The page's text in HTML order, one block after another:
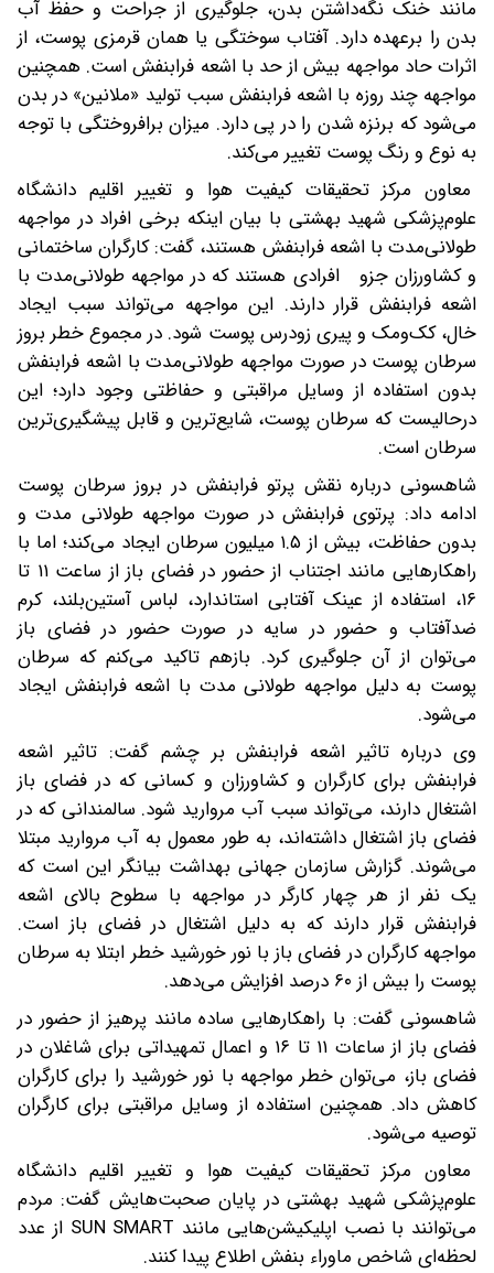
مانند خنک نگه‌داشتن بدن، جلوگیری از جراحت و حفظ آب
بدن را برعهده دارد. آفتاب سوختگی یا همان قرمزی پوست، از
اثرات حاد مواجهه بیش از حد با اشعه فرابنفش است. همچنین
مواجهه چند روزه با اشعه فرابنفش سبب تولید «ملانین» در بدن
می‌شود که برنزه شدن را در پی دارد. میزان برافروختگی با توجه
به نوع و رنگ پوست تغییر می‌کند.
معاون مرکز تحقیقات کیفیت هوا و تغییر اقلیم دانشگاه
علوم‌پزشکی شهید بهشتی با بیان اینکه برخی افراد در مواجهه
طولانی‌مدت با اشعه فرابنفش هستند، گفت: کارگران ساختمانی
و کشاورزان جزو افرادی هستند که در مواجهه طولانی‌مدت با
اشعه فرابنفش قرار دارند. این مواجهه می‌تواند سبب ایجاد
خال، کک‌ومک و پیری زودرس پوست شود. در مجموع خطر بروز
سرطان پوست در صورت مواجهه طولانی‌مدت با اشعه فرابنفش
بدون استفاده از وسایل مراقبتی و حفاظتی وجود دارد؛ این
درحالیست که سرطان پوست، شایع‌ترین و قابل پیشگیری‌ترین
سرطان است.
شاهسونی درباره نقش پرتو فرابنفش در بروز سرطان پوست
ادامه داد: پرتوی فرابنفش در صورت مواجهه طولانی مدت و
بدون حفاظت، بیش از ۱.۵ میلیون سرطان ایجاد می‌کند؛ اما با
راهکارهایی مانند اجتناب از حضور در فضای باز از ساعت ۱۱ تا
۱۶، استفاده از عینک آفتابی استاندارد، لباس آستین‌بلند، کرم
ضدآفتاب و حضور در سایه در صورت حضور در فضای باز
می‌توان از آن جلوگیری کرد. بازهم تاکید می‌کنم که سرطان
پوست به دلیل مواجهه طولانی مدت با اشعه فرابنفش ایجاد
می‌شود.
وی درباره تاثیر اشعه فرابنفش بر چشم گفت: تاثیر اشعه
فرابنفش برای کارگران و کشاورزان و کسانی که در فضای باز
اشتغال دارند، می‌تواند سبب آب مروارید شود. سالمندانی که در
فضای باز اشتغال داشته‌اند، به طور معمول به آب مروارید مبتلا
می‌شوند. گزارش سازمان جهانی بهداشت بیانگر این است که
یک نفر از هر چهار کارگر در مواجهه با سطوح بالای اشعه
فرابنفش قرار دارند که به دلیل اشتغال در فضای باز است.
مواجهه کارگران در فضای باز با نور خورشید خطر ابتلا به سرطان
پوست را بیش از ۶۰ درصد افزایش می‌دهد.
شاهسونی گفت: با راهکارهایی ساده مانند پرهیز از حضور در
فضای باز از ساعات ۱۱ تا ۱۶ و اعمال تمهیداتی برای شاغلان در
فضای باز، می‌توان خطر مواجهه با نور خورشید را برای کارگران
کاهش داد. همچنین استفاده از وسایل مراقبتی برای کارگران
توصیه می‌شود.
معاون مرکز تحقیقات کیفیت هوا و تغییر اقلیم دانشگاه
علوم‌پزشکی شهید بهشتی در پایان صحبت‌هایش گفت: مردم
می‌توانند با نصب اپلیکیشن‌هایی مانند SUN SMART از عدد
لحظه‌ای شاخص ماوراء بنفش اطلاع پیدا کنند.